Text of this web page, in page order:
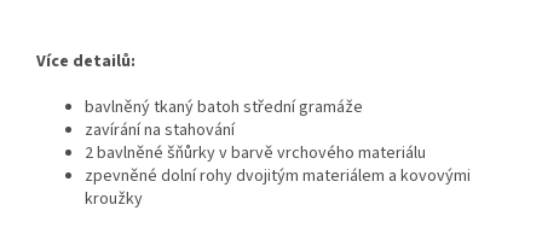
Více detailů:
bavlněný tkaný batoh střední gramáže
zavírání na stahování
2 bavlněné šňůrky v barvě vrchového materiálu
zpevněné dolní rohy dvojitým materiálem a kovovými
kroužky